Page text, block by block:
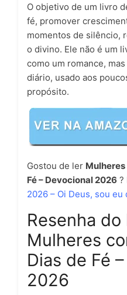
O objetivo de um livro
fé, promover
momentos de silêncio,
o divino. Ele não é um
como um romance,
diário, usado aos
propósito.
Gostou de ler Mulheres
Fé – Devocional 2026 ?
2026 – Oi Deus, sou eu
Resenha do
Mulheres
Dias de Fé
2026